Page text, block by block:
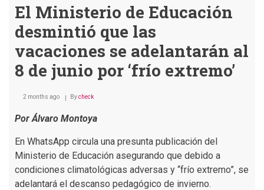
El Ministerio de Educación
desmintió que las
vacaciones se adelantarán al
8 de junio por ‘frío extremo’
2 months ago Bycheck
Por Álvaro Montoya
En WhatsApp circula una presunta publicación del
Ministerio de Educación asegurando que debido a
condiciones climatológicas adversas y “frío extremo”, se
adelantará el descanso pedagógico de invierno.